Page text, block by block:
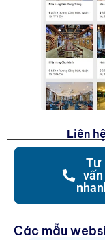
Liên
Tư
vấn
Các mẫu